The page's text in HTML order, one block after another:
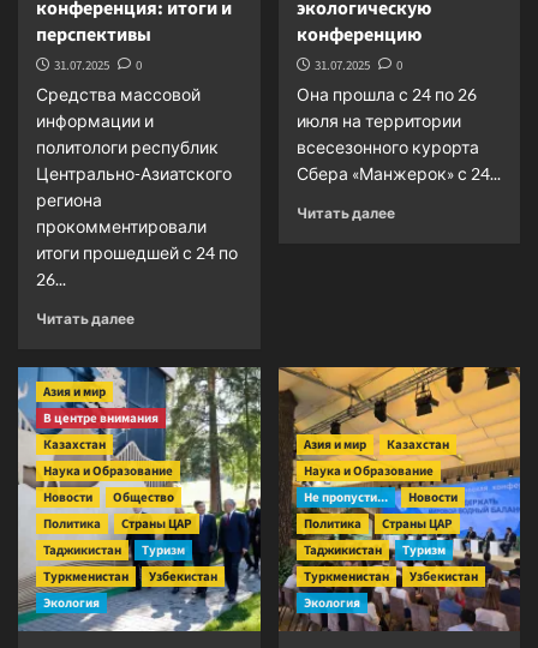
конференция: итоги и
перспективы
31.07.2025 0
Средства массовой
информации и
политологи республик
Центрально-Азиатского
региона
прокомментировали
итоги прошедшей с 24 по
26...
Читать далееПрочитать
Первая
международная
экологическая
конференция:
итоги
и
перспективы
экологическую
конференцию
31.07.2025 0
Она прошла с 24 по 26
июля на территории
всесезонного курорта
Сбера «Манжерок» с 24...
Читать далееПрочитать
Международную
экологическую
конференцию
Азия и мир
В центре внимания
Казахстан
Наука и Образование
Новости
Общество
Политика
Страны ЦАР
Таджикистан
Туризм
Туркменистан
Узбекистан
Экология
Азия и мир
Казахстан
Наука и Образование
Не пропусти...
Новости
Политика
Страны ЦАР
Таджикистан
Туризм
Туркменистан
Узбекистан
Экология